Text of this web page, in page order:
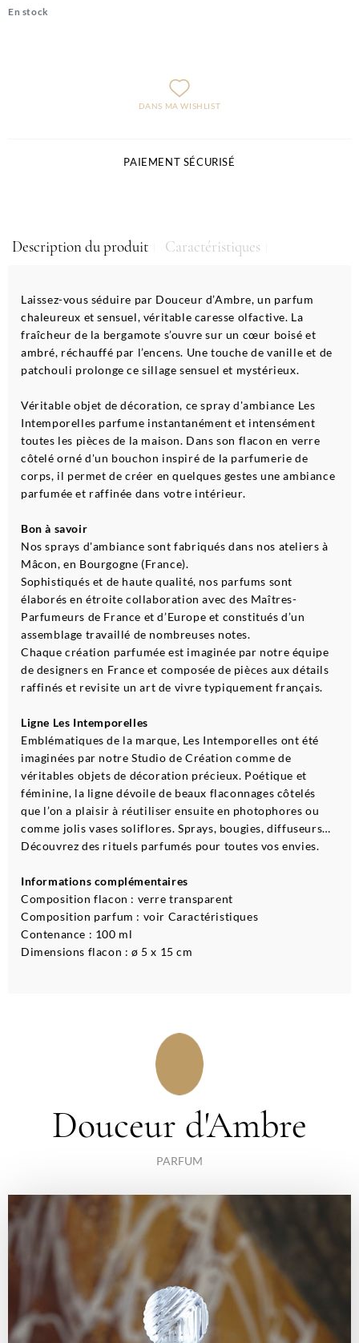
En stock
DANS MA WISHLIST
PAIEMENT SÉCURISÉ
Description du produit Caractéristiques
Laissez-vous séduire par Douceur d’Ambre, un parfum
chaleureux et sensuel, véritable caresse olfactive. La
fraîcheur de la bergamote s’ouvre sur un cœur boisé et
ambré, réchauffé par l’encens. Une touche de vanille et de
patchouli prolonge ce sillage sensuel et mystérieux.
Véritable objet de décoration, ce spray d'ambiance Les
Intemporelles parfume instantanément et intensément
toutes les pièces de la maison. Dans son flacon en verre
côtelé orné d'un bouchon inspiré de la parfumerie de
corps, il permet de créer en quelques gestes une ambiance
parfumée et raffinée dans votre intérieur.
Bon à savoir
Nos sprays d'ambiance sont fabriqués dans nos ateliers à
Mâcon, en Bourgogne (France).
Sophistiqués et de haute qualité, nos parfums sont
élaborés en étroite collaboration avec des Maîtres-
Parfumeurs de France et d’Europe et constitués d’un
assemblage travaillé de nombreuses notes.
Chaque création parfumée est imaginée par notre équipe
de designers en France et composée de pièces aux détails
raffinés et revisite un art de vivre typiquement français.
Ligne Les Intemporelles
Emblématiques de la marque, Les Intemporelles ont été
imaginées par notre Studio de Création comme de
véritables objets de décoration précieux. Poétique et
féminine, la ligne dévoile de beaux flaconnages côtelés
que l’on a plaisir à réutiliser ensuite en photophores ou
comme jolis vases soliflores. Sprays, bougies, diffuseurs…
Découvrez des rituels parfumés pour toutes vos envies.
Informations complémentaires
Composition flacon : verre transparent
Composition parfum : voir Caractéristiques
Contenance : 100 ml
Dimensions flacon : ø 5 x 15 cm
Douceur d'Ambre
PARFUM